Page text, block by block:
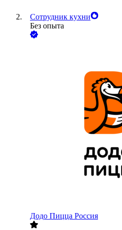
Сотрудник кухни
Без опыта
Додо Пицца Россия